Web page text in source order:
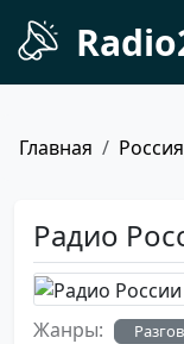
Главная Россия
Радио
Жанры: